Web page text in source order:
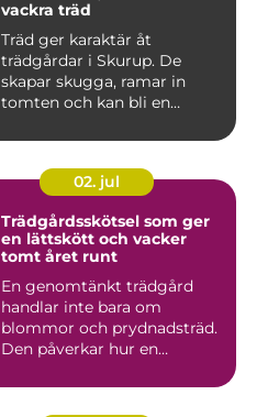
vackra träd
Träd ger karaktär åt
trädgårdar i Skurup. De
skapar skugga, ramar in
tomten och kan bli en
02. jul
Trädgårdsskötsel som ger
en lättskött och vacker
tomt året runt
En genomtänkt trädgård
handlar inte bara om
blommor och prydnadsträd.
Den påverkar hur en